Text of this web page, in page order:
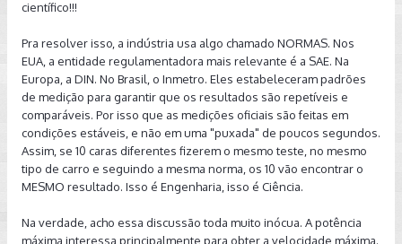
científico!!!
Pra resolver isso, a indústria usa algo chamado NORMAS. Nos
EUA, a entidade regulamentadora mais relevante é a SAE. Na
Europa, a DIN. No Brasil, o Inmetro. Eles estabeleceram padrões
de medição para garantir que os resultados são repetíveis e
comparáveis. Por isso que as medições oficiais são feitas em
condições estáveis, e não em uma "puxada" de poucos segundos.
Assim, se 10 caras diferentes fizerem o mesmo teste, no mesmo
tipo de carro e seguindo a mesma norma, os 10 vão encontrar o
MESMO resultado. Isso é Engenharia, isso é Ciência.
Na verdade, acho essa discussão toda muito inócua. A potência
máxima interessa principalmente para obter a velocidade máxima.